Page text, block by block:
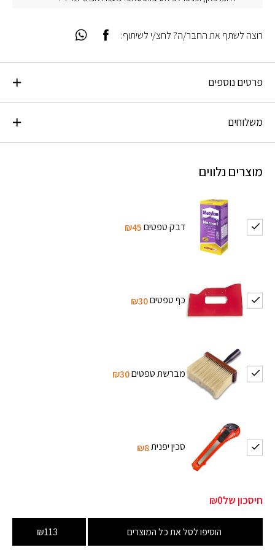
פרטים נוספים
משלוחים
מוצרים נלווים
דבק טפטים₪45
כף טפטים₪30
מברשת טפטים₪30
סכין יפנית₪8
חיסכון של₪0
הוסיפו לסל את כל המוצרים ₪113
רוצה לשתף את החבר/ה? לחצ/י לשיתוף: